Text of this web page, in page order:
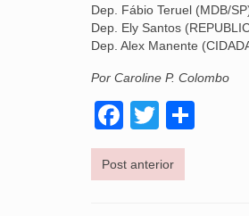
Dep. Fábio Teruel (MDB/
Dep. Ely Santos
Dep. Alex Manente
Por Caroline P. Colombo
Facebook
Twitter
Post anterior